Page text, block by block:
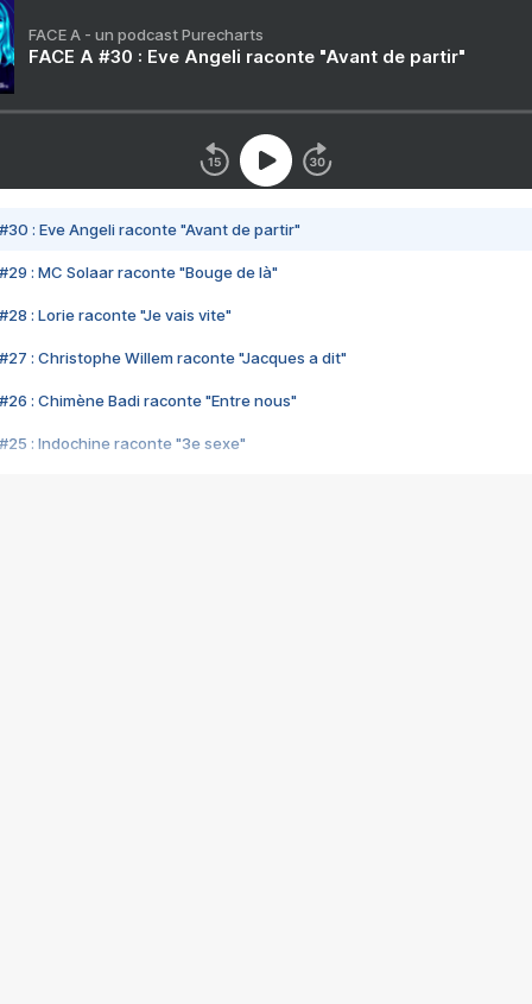
FACE A - un podcast Purecharts
FACE A #30 : Eve Angeli raconte "Avant de partir"
#30 : Eve Angeli raconte "Avant de partir"
#29 : MC Solaar raconte "Bouge de là"
#28 : Lorie raconte "Je vais vite"
#27 : Christophe Willem raconte "Jacques a dit"
#26 : Chimène Badi raconte "Entre nous"
#25 : Indochine raconte "3e sexe"